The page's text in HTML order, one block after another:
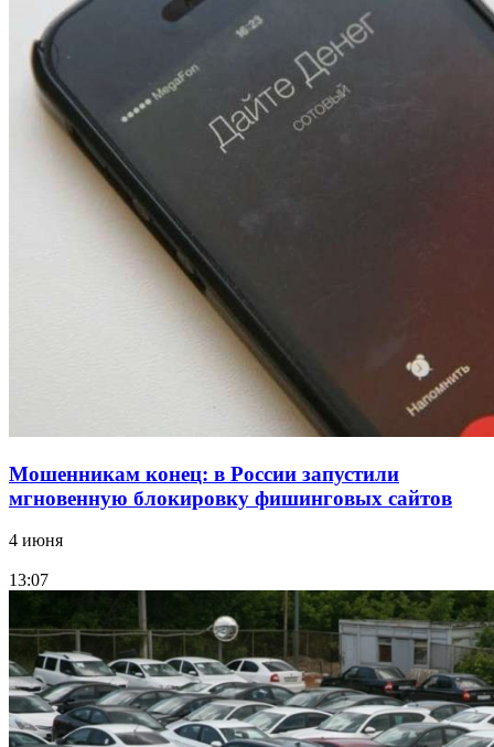
Покушение на убийство в Волгограде: девушка
напала на незнакомую женщину с ножом
12:39
Сладкий праздник в Волгограде: в Центральном
парке прошёл фестиваль „Арбузный переполох“
Волгоградские компании нарастили экспорт:
заключены контракты на 3,6 млн долларов
Мошенникам конец: в России запустили
мгновенную блокировку фишинговых сайтов
4 июня
13:07